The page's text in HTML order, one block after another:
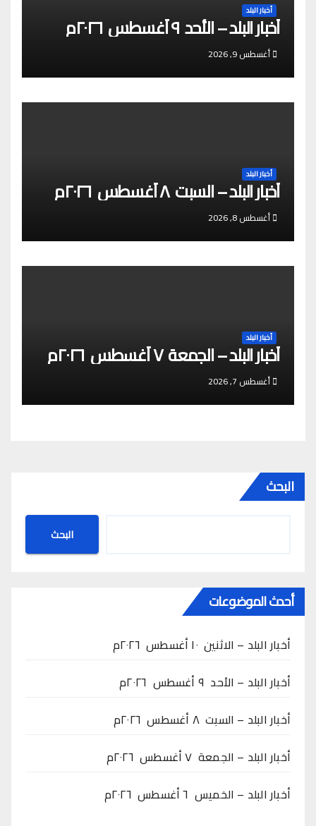
أخبار البلد
أخبار البلد – الأحد ٩ أغسطس ٢٠٢٦م
أغسطس 9, 2026
أخبار البلد
أخبار البلد – السبت ٨ أغسطس ٢٠٢٦م
أغسطس 8, 2026
أخبار البلد
أخبار البلد – الجمعة ٧ أغسطس ٢٠٢٦م
أغسطس 7, 2026
البحث
البحث
أحدث الموضوعات
أخبار البلد – الاثنين ١٠ أغسطس ٢٠٢٦م
أخبار البلد – الأحد ٩ أغسطس ٢٠٢٦م
أخبار البلد – السبت ٨ أغسطس ٢٠٢٦م
أخبار البلد – الجمعة ٧ أغسطس ٢٠٢٦م
أخبار البلد – الخميس ٦ أغسطس ٢٠٢٦م